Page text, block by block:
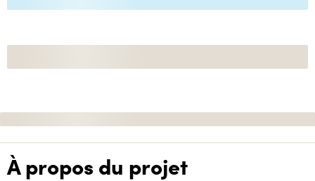
À propos du projet